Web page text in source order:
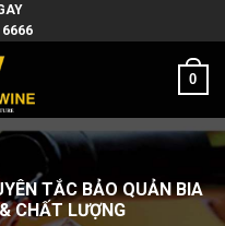
6666
0
TẮC BẢO QUẢN BIA
CHẤT LƯỢNG